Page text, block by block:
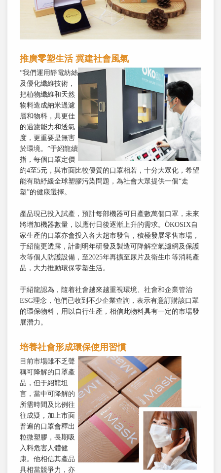
推廣零塑生活 冀建社會風氣
“我們運用靜電紡絲
及優化纖維技術，
把植物纖維和天然
物料造成納米過濾
層和物料，具更佳
的過濾能力和透氣
度，更重要是無害
於環境。”于紹龍續
指，每個口罩定價
約4至5元，與市面比較優質的口罩相若，十分大眾化，希望
能有助紓緩全球塑膠污染問題，為社會大眾提供一個“走
塑”的健康選擇。
產品現已投入試產，預計每部機器可日產數萬個口罩，未來
將增加機器數量，以應付日後逐漸上升的需求。ÖKOSIX自
家生產的口罩亦會投入各大超市發售，積極發展零售市場，
于紹龍更透露，計劃明年研發及製造可降解空氣濾網及保護
衣等個人防護設備，至2025年再擴至尿片及衛生巾等消耗產
品，大力推動環保零塑生活。
于紹龍認為，隨着社會越來越重視環境、社會和企業管治
ESG理念，他們已收到不少企業查詢，表示有意訂購該口罩
的環保物料，用以自行生產，相信此物料具有一定的市場發
展潛力。
培養社會形成環保使用習慣
目前市場雖不乏聲
稱可降解的口罩產
品，但于紹龍坦
言，當中可降解的
所需時間及比例往
往成疑，加上市面
普遍的口罩會釋出
粒微塑膠，長期吸
入料危害人體健
康。他相信其產品
具相當競爭力，亦